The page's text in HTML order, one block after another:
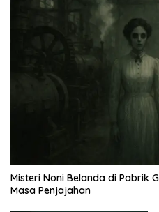
Misteri Noni Belanda di Pabrik
Masa Penjajahan